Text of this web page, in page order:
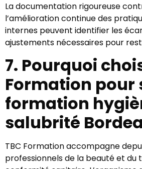
La documentation rigoureuse
l’amélioration continue des
internes peuvent identifier les
ajustements nécessaires pour
7. Pourquoi
Formation pour
formation
salubrité
TBC Formation accompagne
professionnels de la beauté et du